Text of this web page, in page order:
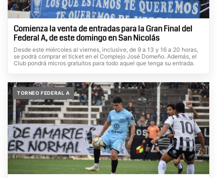
Comienza la venta de entradas para la Gran Final del
Federal A, de este domingo en San Nicolás
Desde este miércoles al viernes, inclusive, de 9 a 13 y 16 a 20 horas,
se podrá comprar el ticket en el Complejo José Domeño. Además, el
Club pondrá micros gratuitos para todo aquel que tenga su entrada.
TORNEO FEDERAL A